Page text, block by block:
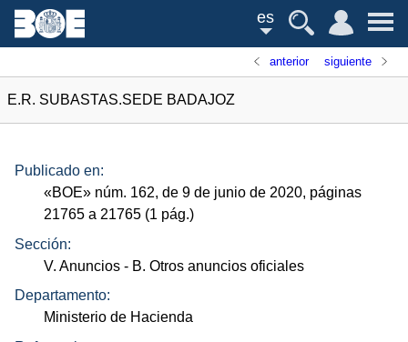
es
anterior siguiente
E.R. SUBASTAS.SEDE BADAJOZ
Publicado en:
«BOE» núm. 162, de 9 de junio de 2020, páginas
21765 a 21765 (1 pág.)
Sección:
V. Anuncios - B. Otros anuncios oficiales
Departamento:
Ministerio de Hacienda